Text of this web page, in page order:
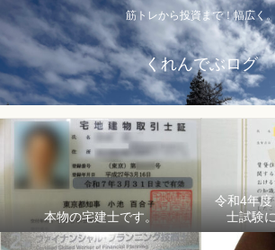
筋トレから投資まで！幅広く。
くれんでぶログ
本物の宅建士です。
令和4年
士試験